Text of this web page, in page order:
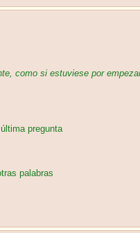
como si estuviese por
pregunta
palabras